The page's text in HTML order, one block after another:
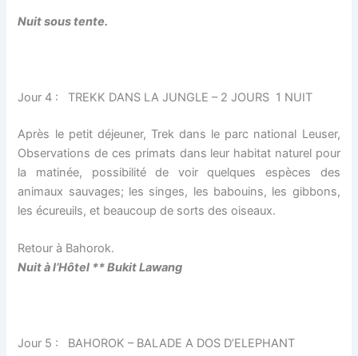
Nuit sous tente.
Jour 4 : TREKK DANS LA JUNGLE – 2 JOURS 1 NUIT
Après le petit déjeuner, Trek dans le parc national Leuser,
Observations de ces primats dans leur habitat naturel pour
la matinée, possibilité de voir quelques espèces des
animaux sauvages; les singes, les babouins, les gibbons,
les écureuils, et beaucoup de sorts des oiseaux.
Retour à Bahorok.
Nuit à l’Hôtel ** Bukit Lawang
Jour 5 : BAHOROK – BALADE A DOS D’ELEPHANT